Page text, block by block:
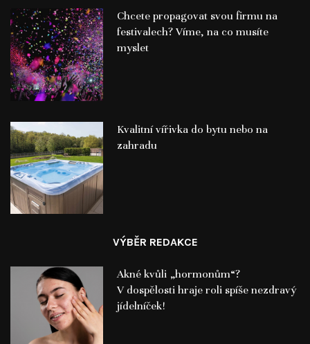
Chcete propagovat svou firmu na
festivalech? Víme, na co musíte
myslet
Kvalitní vířivka do bytu nebo na
zahradu
VÝBĚR REDAKCE
Akné kvůli „hormonům“?
V dospělosti hraje roli spíše nezdravý
jídelníček!